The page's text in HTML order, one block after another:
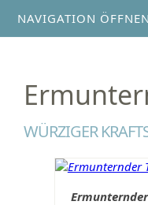
NAVIGATION ÖFFNEN
WÜRZIGER